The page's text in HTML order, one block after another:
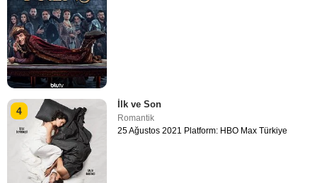
4
İlk ve Son
Romantik
25 Ağustos 2021 Platform: HBO Max Türkiye